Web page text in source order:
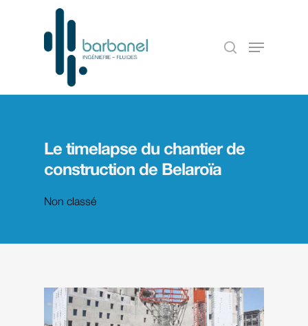
Le timelapse du chantier de
construction de Belaroïa
Non classé